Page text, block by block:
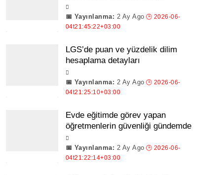
2 Ay Ago
LGS’de puan ve yüzdelik dilim
hesaplama detayları
2 Ay Ago
Evde eğitimde görev yapan
öğretmenlerin güvenliği gündemde
2 Ay Ago